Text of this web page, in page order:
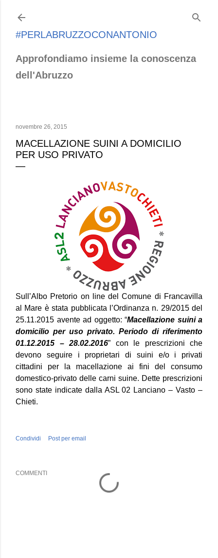
#PERLABRUZZOCONANTONIO
Approfondiamo insieme la conoscenza
dell'Abruzzo
novembre 26, 2015
MACELLAZIONE SUINI A DOMICILIO
PER USO PRIVATO
Sull’Albo Pretorio on line del Comune di Francavilla
al Mare è stata pubblicata l’Ordinanza n. 29/2015 del
25.11.2015 avente ad oggetto: “Macellazione suini a
domicilio per uso privato. Periodo di riferimento
01.12.2015 – 28.02.2016” con le prescrizioni che
devono seguire i proprietari di suini e/o i privati
cittadini per la macellazione ai fini del consumo
domestico-privato delle carni suine. Dette prescrizioni
sono state indicate dalla ASL 02 Lanciano – Vasto –
Chieti.
Condividi Post per email
COMMENTI